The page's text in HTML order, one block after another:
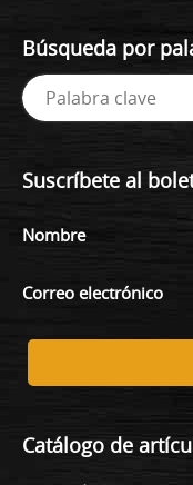
Búsqueda por
Suscríbete al
Nombre
Correo electrónico
Catálogo de